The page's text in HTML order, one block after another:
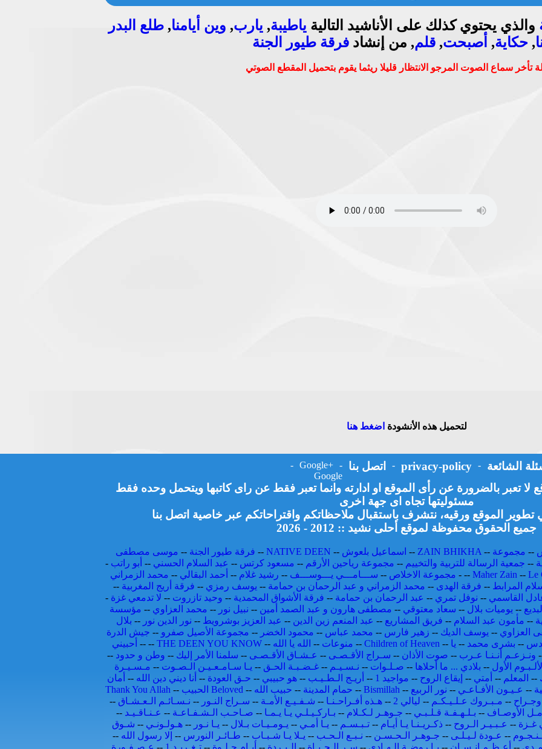
والذي يحتوي كذلك على الأناشيد التالية ياطيبة, يارب, وين أيامنا,طلع البدر
, حكاية, أصبحت,قلم, من إنشادفرقة طيور الجنة
تأخر سماع الصوت المرجو الانتظار قليلا ريثما يقوم بتحميل المقطع الصوتي
لتحميل هذه الأنشودة اضغط هنا
الشائعة -
privacy-policy
- اتصل بنا -
Google+
-
Google
لا تعبر بالضرورة عن رأى الموقع او ادارته وانما تعبر فقط عن راى كاتبها ويتحمل وحده فقط
مسئوليتها تجاه اى جهة اخرى
الموقع ورقيه، نتشرف باستقبال ملاحظاتكم واقتراحاتكم عبر خاصية اتصل بنا
جميع الحقوق محفوظة لموقع أحلى نشيد :: 2012 - 2026
فرقة طيور الجنة -- موسى مصطفى -- NATIVE DEEN -- اسماعيل بلعوش -- ZAIN BHIKHA -- -- مجموعة
-- جمعية الرسالة للتربية والتخييم -- مجموعة رياحين الأرقم -- مسعود كرتس -- عبد السلام الحسني -- أبو راتب -
- مجموعة الاخلاص -- ســـامـــي يـــوســـف -- رشيد غلام -- أحمد البقالي -- محمد الزمراني -- Maher Zain -- Le
المرابط -- فرقة الهدى -- محمد الزمراني و عبد الرحمان بن حمامة -- يوسف رمزي -- فرقة أريج المغربية --
القاسمي -- نوفل تمري -- عبد الرحمان بن حمامة -- فرقة الأشواق المحمدية -- وحيد تازروت -- لا تدمعي غزة -
-- يوميات بلال -- سعاد معتوقي -- مصطفى هارون و عبد الصمد أمين -- نبيل نور -- محمد العزاوي -- مؤسسة
-- مأمون عبد السلام -- فريق المشاريع -- عبد المنعم زين الدين -- عبد العزيز بوشرويط -- نور الدين نور -- بلال
العزاوي -- يوسف الديك -- زهير فارس -- محمد عباس -- محمود الخضر -- مجموعة الأصيل صفرو -- جيش الدرة
-- أحبيني -- THE DEEN YOU KNOW -- منوعات -- الله يا الله -- Children of Heaven -- -- بشرى محمد -- يا
ونـزعـم أنـنـا عـرب -- صوت الأذان -- سـراج الأقـصـى -- عـشـاق الأقـصـى -- سلمنا الأمر إليك -- وطن و حدود --
الأول -- بلادي ... ما أحلاها -- صـلـوات -- نـسـيـم --غـضـبـة الحـق -- يـا سـامـعـيـن الـصـوت -- مـسـيـرة
-- المعلم -- أمتي -- إيقاع الروح -- مواجيد 1 -- أريـج الـطـيـب --هو حبيبي -- حـق العودة -- أنا ديني دين الله -- أمان
Thank You Allah -- الحبيب Beloved -- حمام المدينة -- حبيب الله -- Bismillah -- -- عـيـون الأفـاعـي -- نور الربيع
-- مـبـروك عـلـيـكـم -- ليالي 2 --هـذه أفـراحـنـا -- شـفـيـع الأمـة -- سـراج النـور -- نـسـائـم الـعـشـاق --
الأوصـاف -- بـلـهـفـة قـلـبـي -- جـوهـر لـكـلام -- بـاركـيـلـي يـا يـمـا -- صـاحـب الـشـفـاعـة -- عـنـاقـيـد --
غـزة -- عـبـيـر الـروح -- ذكـريـنـا يـا أيـام -- تـبـسـم -- يـا أمـي -- يـومـيـات بـلال -- يـا نـور -- هـولـونـي -- شـوق
-- عـودة لـيـلـى -- جـوهـر الـحـسـن -- نـبـع الـحـب -- يـلا يـا شـبـاب -- طـائـر النورس -- إلا رسول الله --
-- أعـظـم إنـسـان -- يـا روضـة الـهـادي -- سـر الـحـيـاة -- الـبـردة -- أيـام حـلـوة -- تـغـريـد 1 -- عـصـفـورة